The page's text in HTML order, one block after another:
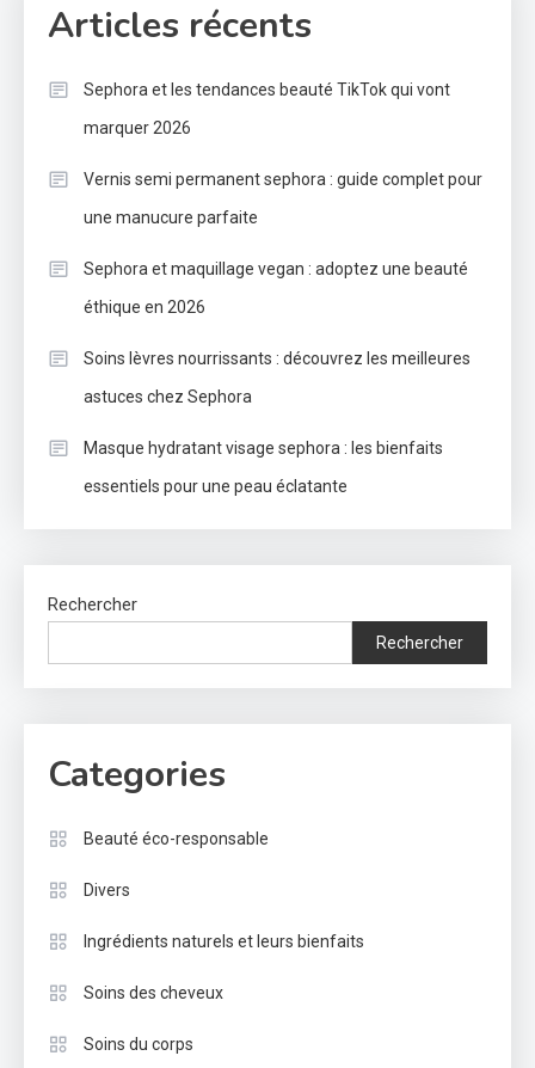
Articles récents
Sephora et les tendances beauté TikTok qui vont
marquer 2026
Vernis semi permanent sephora : guide complet pour
une manucure parfaite
Sephora et maquillage vegan : adoptez une beauté
éthique en 2026
Soins lèvres nourrissants : découvrez les meilleures
astuces chez Sephora
Masque hydratant visage sephora : les bienfaits
essentiels pour une peau éclatante
Rechercher
Rechercher
Categories
Beauté éco-responsable
Divers
Ingrédients naturels et leurs bienfaits
Soins des cheveux
Soins du corps